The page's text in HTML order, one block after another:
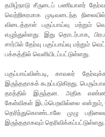
தமிழ்நாடு சீருடைப் பணியாளர்
வெற்றிகரமாக முடிவடைந்த
விடைத்தாள் பகுப்பாய்வு மற்றும்
எழுந்துள்ளது. இது தொடர்பாக,
சார்பில் தேர்வு பகுப்பாய்வு மற்றும்
பக்கத்தில் வெளியிடப்பட்டுள்ளது.
பகுப்பாய்வின்படி, காவலர்
இருந்ததாகக் கூறப்படுகிறது.
தரத்தில் இருந்தன. அதிக
கேள்விகள் இடம்பெறவில்லை என்றும்,
தெரிந்துகொண்டாலே முழு
இருந்ததாகவும் தெரிவிக்கப்பட்டுள்ளது.